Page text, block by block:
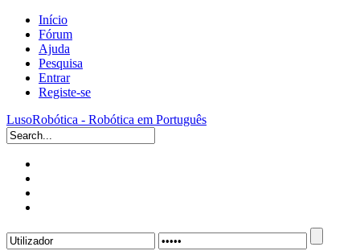
Início
Fórum
Ajuda
Pesquisa
Entrar
Registe-se
LusoRobótica - Robótica em Português